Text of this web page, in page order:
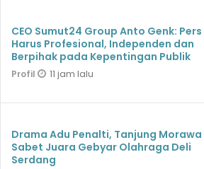
CEO Sumut24 Group Anto Genk: Pers
Harus Profesional, Independen dan
Berpihak pada Kepentingan Publik
Profil 11 jam lalu
Drama Adu Penalti, Tanjung Morawa
Sabet Juara Gebyar Olahraga Deli
Serdang